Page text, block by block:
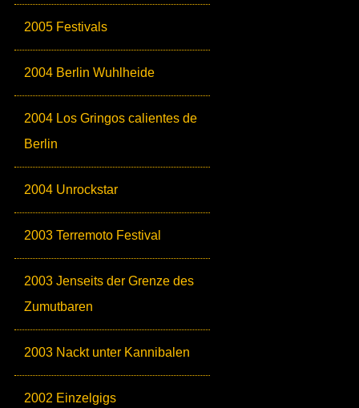
2005 Festivals
2004 Berlin Wuhlheide
2004 Los Gringos calientes de
Berlin
2004 Unrockstar
2003 Terremoto Festival
2003 Jenseits der Grenze des
Zumutbaren
2003 Nackt unter Kannibalen
2002 Einzelgigs